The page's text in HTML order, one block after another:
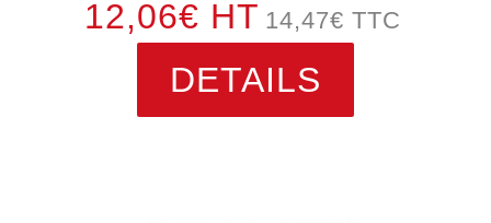
12,06€ HT 14,47€ TTC
DETAILS